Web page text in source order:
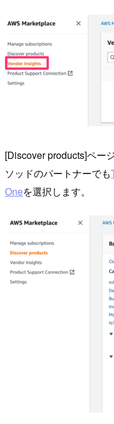
[Discover products]ペー
ソッドのパートナーでも
Oneを選択します。